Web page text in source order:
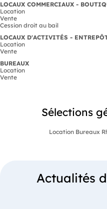
LOCAUX COMMERCIAUX -
Location
Vente
Cession droit au bail
LOCAUX D'ACTIVITÉS -
Location
Vente
BUREAUX
Location
Vente
Sélections
Location Bureaux
Actualités